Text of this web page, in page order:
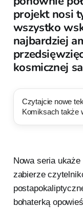
projekt nosi
wszystko
najbardziej
kosmicznej
Czytajcie nowe
Komiksach także
Nowa seria
zabierze
bohaterką